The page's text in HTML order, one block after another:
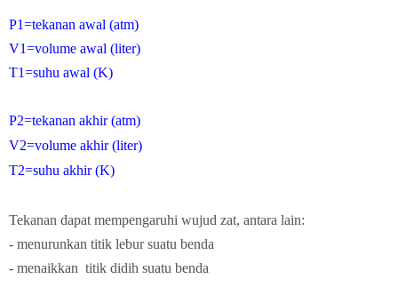
P1=tekanan awal (atm)
V1=volume awal (liter)
T1=suhu awal (K)
P2=tekanan akhir (atm)
V2=volume akhir (liter)
T2=suhu akhir (K)
Tekanan dapat mempengaruhi wujud zat, antara lain:
- menurunkan titik lebur suatu benda
- menaikkan titik didih suatu benda